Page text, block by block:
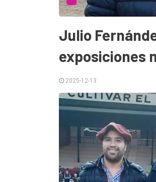
Julio
exposiciones
2025-12-13